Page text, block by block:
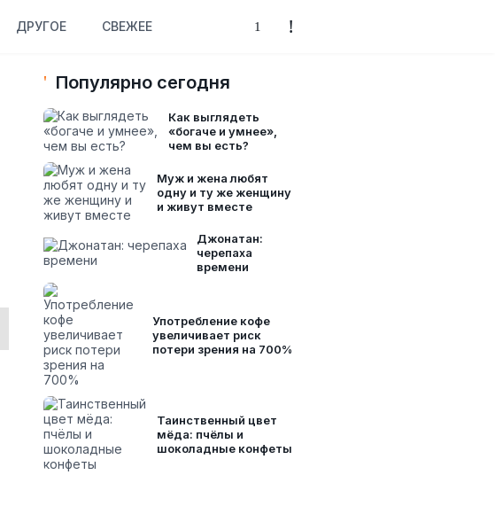
ДРУГОЕ СВЕЖЕЕ
Популярно сегодня
Как выглядеть
«богаче и умнее»,
чем вы есть?
Муж и жена любят
одну и ту же женщину
и живут вместе
Джонатан:
черепаха
времени
Употребление кофе
увеличивает риск
потери зрения на 700%
Таинственный цвет
мёда: пчёлы и
шоколадные конфеты